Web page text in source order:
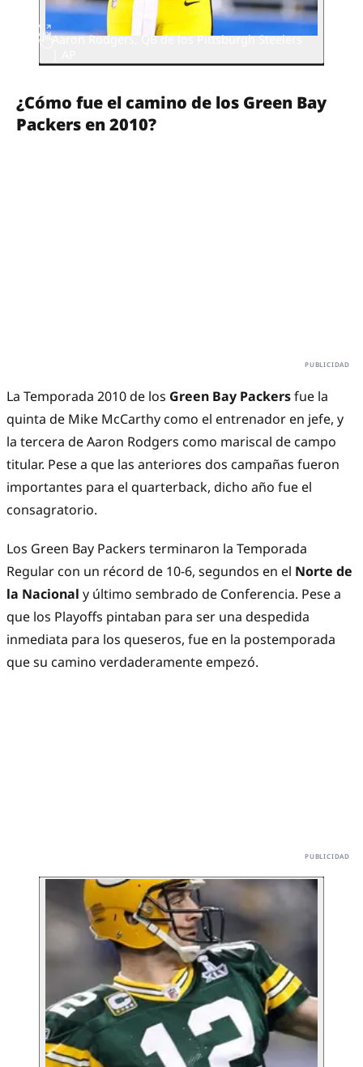
Aaron Rodgers, QB de los Pittsburgh Steelers
¿Cómo fue el camino de los Green Bay
Packers en 2010?
La Temporada 2010 de los Green Bay Packersfue la
quinta de Mike McCarthy como el entrenador en jefe, y
la tercera de Aaron Rodgers como mariscal de campo
titular. Pese a que las anteriores dos campañas fueron
importantes para el quarterback, dicho año fue el
consagratorio.
Los Green Bay Packers terminaron la Temporada
Regular con un récord de 10-6, segundos en el Norte de
la Nacional y último sembrado de Conferencia. Pese a
que los Playoffs pintaban para ser una despedida
inmediata para los queseros, fue en la postemporada
que su camino verdaderamente empezó.